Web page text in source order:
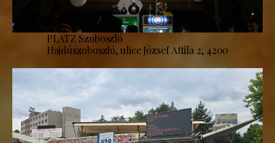
PLATZ Szoboszló
Hajdúszoboszló, ulice József Attila 2, 4200